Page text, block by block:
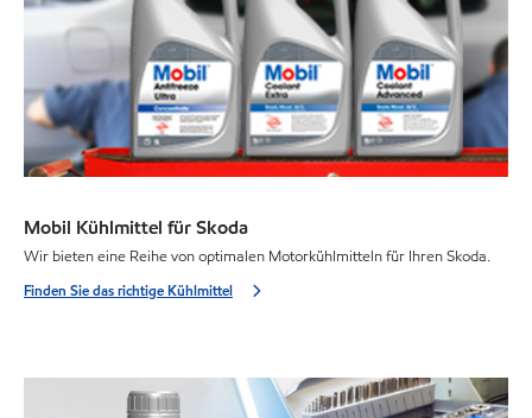
Mobil Kühlmittel für Skoda
Wir bieten eine Reihe von optimalen Motorkühlmitteln für Ihren Skoda.
Finden Sie das richtige Kühlmittel